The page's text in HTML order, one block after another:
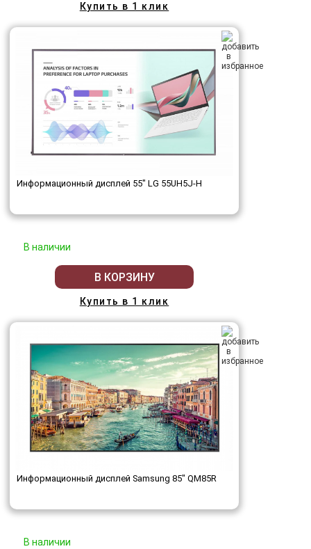
Купить в 1 клик
Информационный дисплей 55" LG 55UH5J-H
В наличии
В КОРЗИНУ
Купить в 1 клик
Информационный дисплей Samsung 85" QM85R
В наличии